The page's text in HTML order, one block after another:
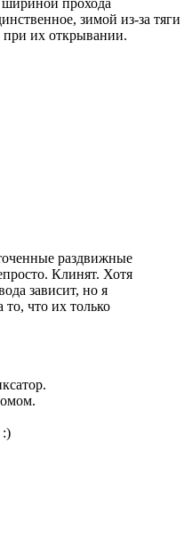
зимой из-за тяги
их открывании.
раздвижные
Клинят. Хотя
зависит, но я
то, что их только
:)